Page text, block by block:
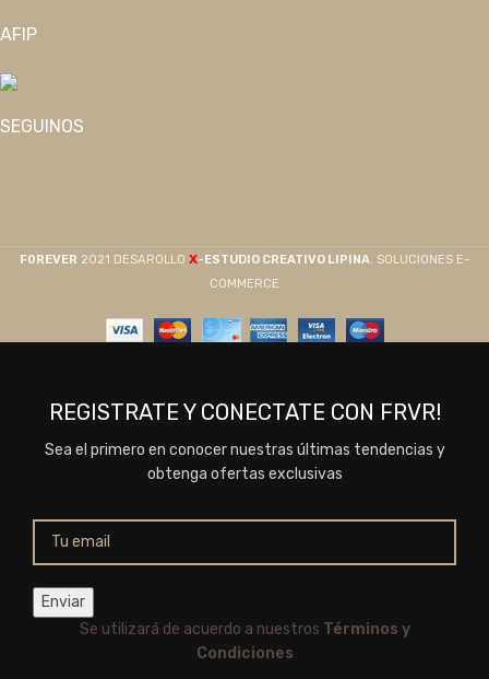
AFIP
SEGUINOS
F0REVER 2021 DESAROLLO X-ESTUDIO CREATIVO LIPINA. SOLUCIONES E-
COMMERCE
REGISTRATE Y CONECTATE CON FRVR!
Sea el primero en conocer nuestras últimas tendencias y
obtenga ofertas exclusivas
Se utilizará de acuerdo a nuestros Términos y
Condiciones